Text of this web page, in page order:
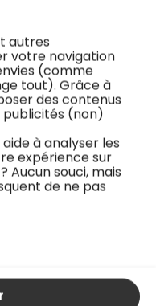
autres
votre navigation
(comme
tout). Grâce à
des contenus
publicités (non)
à analyser les
expérience sur
Aucun souci, mais
de ne pas
avec 4 sauces
et apprenez les
en cuisine.